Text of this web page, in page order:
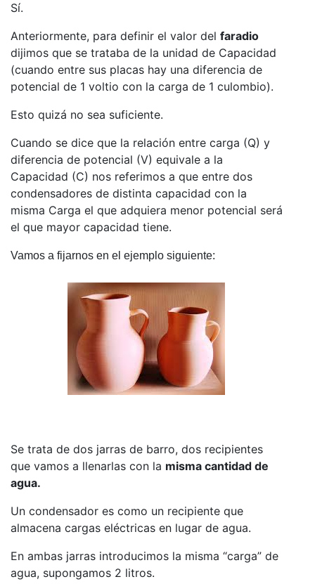
Sí.
Anteriormente, para definir el valor del faradio
dijimos que se trataba de la unidad de Capacidad
(cuando entre sus placas hay una diferencia de
potencial de 1 voltio con la carga de 1 culombio).
Esto quizá no sea suficiente.
Cuando se dice que la relación entre carga (Q) y
diferencia de potencial (V) equivale a la
Capacidad (C) nos referimos a que entre dos
condensadores de distinta capacidad con la
misma Carga el que adquiera menor potencial será
el que mayor capacidad tiene.
Vamos a fijarnos en el ejemplo siguiente:
Se trata de dos jarras de barro, dos recipientes
que vamos a llenarlas con la misma cantidad de
agua.
Un condensador es como un recipiente que
almacena cargas eléctricas en lugar de agua.
En ambas jarras introducimos la misma “carga” de
agua, supongamos 2 litros.